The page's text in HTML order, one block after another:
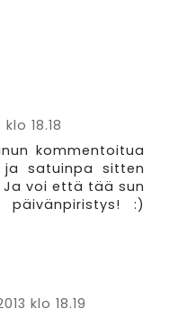
18.18
kommentoitua
satuinpa sitten
Ja voi että tää sun
:)
klo 18.19